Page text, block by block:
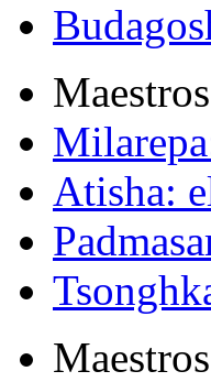
Atisha: